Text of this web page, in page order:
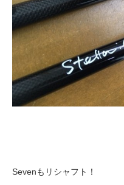
Sevenもリシャフト！